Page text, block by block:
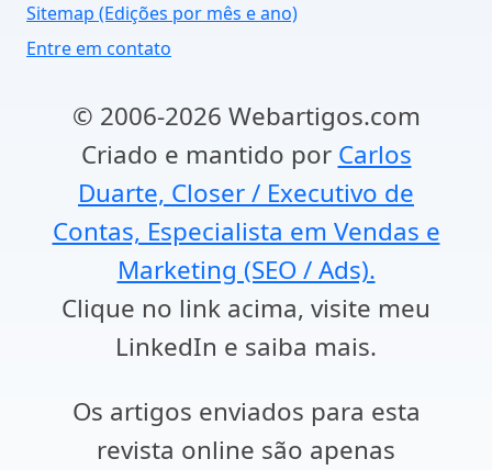
Sitemap (Edições por mês e ano)
Entre em contato
© 2006-2026 Webartigos.com
Criado e mantido por Carlos
Duarte, Closer / Executivo de
Contas, Especialista em Vendas e
Marketing (SEO / Ads).
Clique no link acima, visite meu
LinkedIn e saiba mais.
Os artigos enviados para esta
revista online são apenas